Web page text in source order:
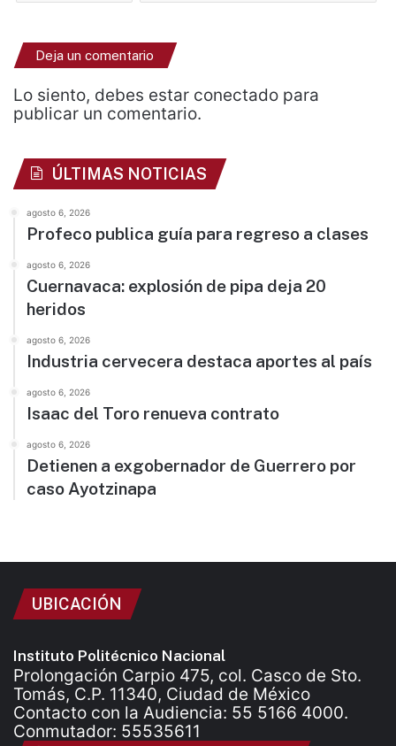
Deja un comentario
Lo siento, debes estar conectado para
publicar un comentario.
ÚLTIMAS NOTICIAS
agosto 6, 2026
Profeco publica guía para regreso a clases
agosto 6, 2026
Cuernavaca: explosión de pipa deja 20
heridos
agosto 6, 2026
Industria cervecera destaca aportes al país
agosto 6, 2026
Isaac del Toro renueva contrato
agosto 6, 2026
Detienen a exgobernador de Guerrero por
caso Ayotzinapa
UBICACIÓN
Instituto Politécnico Nacional
Prolongación Carpio 475, col. Casco de Sto.
Tomás, C.P. 11340, Ciudad de México
Contacto con la Audiencia: 55 5166 4000.
Conmutador: 55535611